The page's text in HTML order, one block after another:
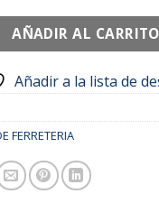
AÑADIR AL CARRITO
Añadir a la lista de
FERRETERIA